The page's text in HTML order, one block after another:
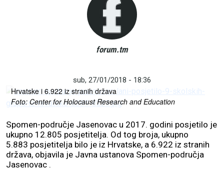
forum.tm
sub, 27/01/2018 - 18:36
Prošle godine spomen-područje je posjetilo 5.883 posjetitelja iz
Hrvatske i 6.922 iz stranih država
Foto: Center for Holocaust Research and Education
Spomen-područje Jasenovac u 2017. godini posjetilo je
ukupno 12.805 posjetitelja. Od tog broja, ukupno
5.883 posjetitelja bilo je iz Hrvatske, a 6.922 iz stranih
država, objavila je Javna ustanova Spomen-područja
Jasenovac .